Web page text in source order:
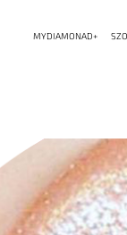
MYDIAMONAD+